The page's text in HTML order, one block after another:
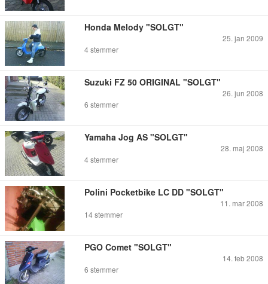
Honda Melody "SOLGT"
25. jan 2009
4 stemmer
Suzuki FZ 50 ORIGINAL "SOLGT"
26. jun 2008
6 stemmer
Yamaha Jog AS "SOLGT"
28. maj 2008
4 stemmer
Polini Pocketbike LC DD "SOLGT"
11. mar 2008
14 stemmer
PGO Comet "SOLGT"
14. feb 2008
6 stemmer